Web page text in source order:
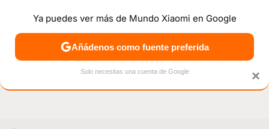
NOTICIAS MÓVILES TUTORIALES OFERTAS
×
Ya puedes ver más de Mundo Xiaomi en Google
Añádenos como fuente preferida
Solo necesitas una cuenta de Google